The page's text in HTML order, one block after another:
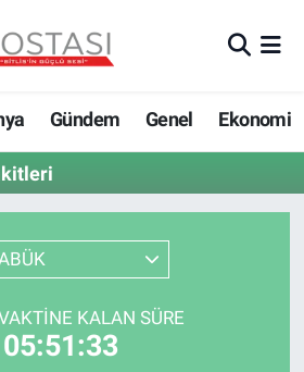
Gündem Genel Ekonomi
KALAN SÜRE
05:51:33
Haritası
Durumu ve Fikstür